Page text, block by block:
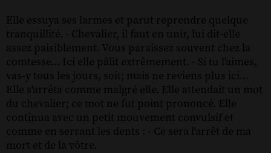
Elle essuya ses larmes et parut reprendre quelque
tranquillité. - Chevalier, il faut en unir, lui dit-elle
assez paisiblement. Vous paraissez souvent chez la
comtesse... Ici elle pâlit extrêmement. - Si tu l'aimes,
vas-y tous les jours, soit; mais ne reviens plus ici...
Elle s'arrêta comme malgré elle. Elle attendait un mot
du chevalier; ce mot ne fut point prononcé. Elle
continua avec un petit mouvement convulsif et
comme en serrant les dents : - Ce sera l'arrêt de ma
mort et de la vôtre.